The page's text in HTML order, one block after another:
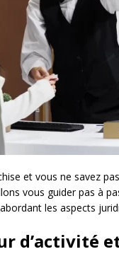
et vous ne savez
vous guider pas à
les aspects
d’activité